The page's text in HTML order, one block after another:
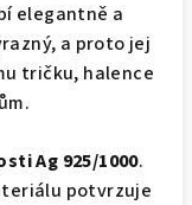
elegantně a
a proto jej
tričku, halence
Ag 925/1000.
potvrzuje